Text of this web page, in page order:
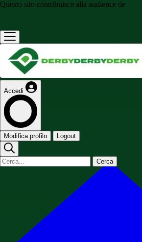
Questo sito contribuisce alla audience de
Accedi
Modifica profilo Logout
Cerca